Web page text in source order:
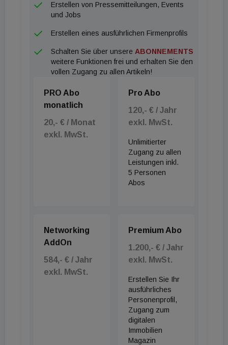
österreichischen Architektur-Organisationen sowie
Lizenznehmerliste mit hohem Mehrwert für
Auftraggeber und Auftragnehmer.
Erstellen von Pressemitteilungen, Events
und Jobs
Erstellen eines ausführlichen Firmenprofils
Schalten Sie über unsere ABONNEMENTS
weitere Funktionen frei und erhalten Sie den
vollen Zugang zu allen Artikeln!
PRO Abo
monatlich
20,- € / Monat
exkl. MwSt.
Pro Abo
120,- € / Jahr
exkl. MwSt.
Unlimitierter
Zugang zu allen
Leistungen inkl.
5 Personen
Abos
Networking
AddOn
584,- € / Jahr
exkl. MwSt.
Premium Abo
1.200,- € / Jahr
exkl. MwSt.
Erstellen Sie Ihr
ausführliches
Personenprofil,
Zugang zum
digitalen
Immobilien
Magazin